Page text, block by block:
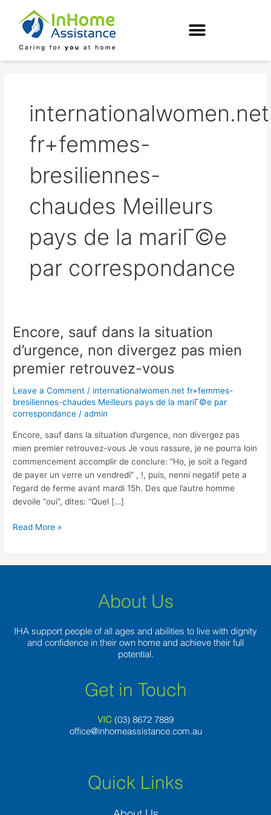
content
internationalwomen.net
fr+femmes-
bresiliennes-
chaudes Meilleurs
pays de la mariГ©e
par correspondance
Encore, sauf dans la situation
d’urgence, non divergez pas mien
premier retrouvez-vous
Leave a Comment / internationalwomen.net fr+femmes-
bresiliennes-chaudes Meilleurs pays de la mariГ©e par
correspondance /admin
Encore, sauf dans la situation d’urgence, non divergez pas
mien premier retrouvez-vous Je vous rassure, je ne pourra loin
commencement accomplir de conclure: “Ho, je soit a l’egard
de payer un verre un vendredi” , !, puis, nenni negatif pete a
l’egard de ferme avant mardi 15h. Des que l’autre homme
devoile “oui”, dites: “Quel […]
Encore,
sauf
dans
la
d’urgence,
pas
mien
premier
retrouvez-
vous
Read More »
About Us
IHA support people of all ages and abilities to live with dignity
and confidence in their own home and achieve their full
potential.
Get in Touch
VIC (03) 8672 7889
office@inhomeassistance.com.au
Quick Links